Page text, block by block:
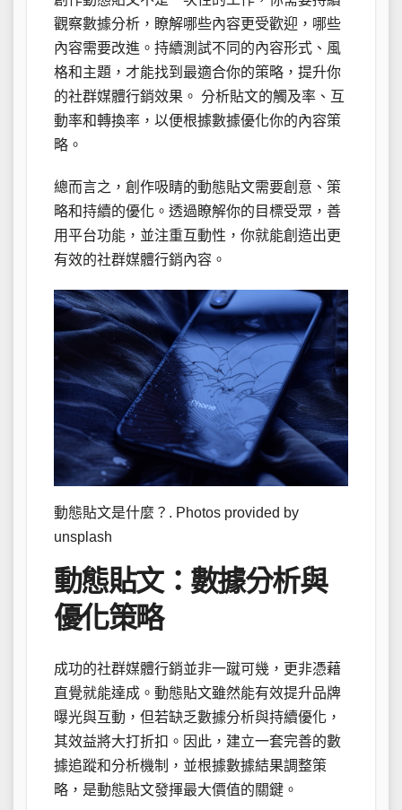
觀察數據分析，瞭解哪些內容更受歡迎，哪些
內容需要改進。持續測試不同的內容形式、風
格和主題，才能找到最適合你的策略，提升你
的社群媒體行銷效果。 分析貼文的觸及率、互
動率和轉換率，以便根據數據優化你的內容策
略。
總而言之，創作吸睛的動態貼文需要創意、策
略和持續的優化。透過瞭解你的目標受眾，善
用平台功能，並注重互動性，你就能創造出更
有效的社群媒體行銷內容。
動態貼文是什麼？. Photos provided by
unsplash
動態貼文：數據分析與
優化策略
成功的社群媒體行銷並非一蹴可幾，更非憑藉
直覺就能達成。動態貼文雖然能有效提升品牌
曝光與互動，但若缺乏數據分析與持續優化，
其效益將大打折扣。因此，建立一套完善的數
據追蹤和分析機制，並根據數據結果調整策
略，是動態貼文發揮最大價值的關鍵。